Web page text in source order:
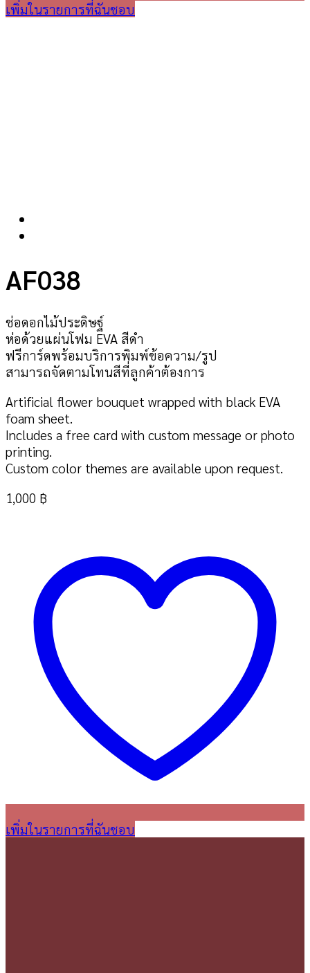
เพิ่มในรายการที่ฉันชอบ
AF038
ช่อดอกไม้ประดิษฐ์
ห่อด้วยแผ่นโฟม EVA สีดำ
ฟรีการ์ดพร้อมบริการพิมพ์ข้อความ/รูป
สามารถจัดตามโทนสีที่ลูกค้าต้องการ
Artificial flower bouquet wrapped with black EVA
foam sheet.
Includes a free card with custom message or photo
printing.
Custom color themes are available upon request.
1,000 ฿
เพิ่มในรายการที่ฉันชอบ